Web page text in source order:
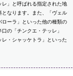
レ」と呼ばれる指定された地
なります。また、「ヴェル
ローラ」といった他の種類の
の「チンクエ・テッレ」
・シャッケトラ」といった